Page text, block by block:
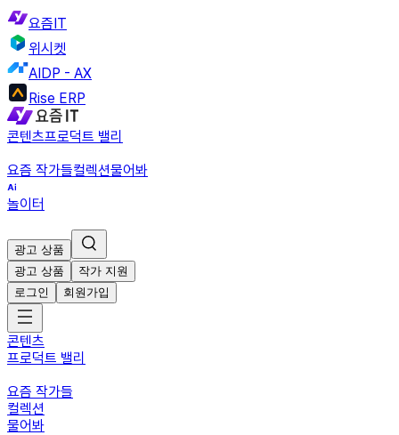
요즘IT
위시켓
AIDP - AX
Rise ERP
콘텐츠프로덕트 밸리
요즘 작가들컬렉션물어봐
놀이터
광고 상품
광고 상품
작가 지원
로그인
회원가입
콘텐츠
프로덕트 밸리
요즘 작가들
컬렉션
물어봐